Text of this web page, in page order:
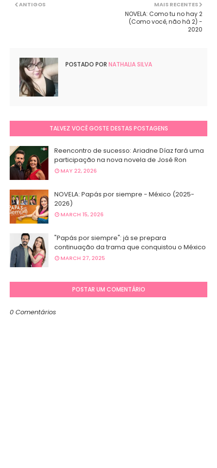
MAIS RECENTES
NOVELA: Como tu no hay 2
(Como você, não há 2) -
2020
ANTIGOS
POSTADO POR NATHALIA SILVA
TALVEZ VOCÊ GOSTE DESTAS POSTAGENS
Reencontro de sucesso: Ariadne Díaz fará uma
participação na nova novela de José Ron
MAY 22, 2026
NOVELA: Papás por siempre - México (2025-
2026)
MARCH 15, 2026
"Papás por siempre": já se prepara
continuação da trama que conquistou o México
MARCH 27, 2025
POSTAR UM COMENTÁRIO
0 Comentários